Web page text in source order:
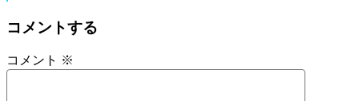
コメントする
コメント ※